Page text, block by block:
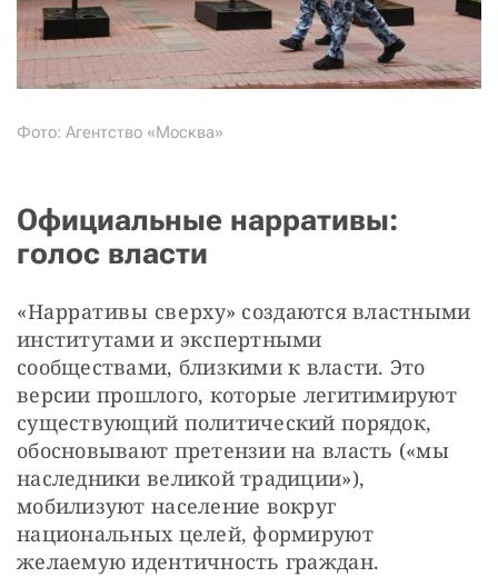
Фото: Агентство «Москва»
Официальные нарративы:
голос власти
«Нарративы сверху» создаются властными
институтами и экспертными
сообществами, близкими к власти. Это
версии прошлого, которые легитимируют
существующий политический порядок,
обосновывают претензии на власть («мы
наследники великой традиции»),
мобилизуют население вокруг
национальных целей, формируют
желаемую идентичность граждан.